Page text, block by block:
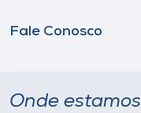
Fale Conosco
Onde estamos